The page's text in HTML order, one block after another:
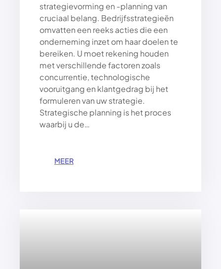
strategievorming en -planning van
cruciaal belang. Bedrijfsstrategieën
omvatten een reeks acties die een
onderneming inzet om haar doelen te
bereiken. U moet rekening houden
met verschillende factoren zoals
concurrentie, technologische
vooruitgang en klantgedrag bij het
formuleren van uw strategie.
Strategische planning is het proces
waarbij u de…
MEER: